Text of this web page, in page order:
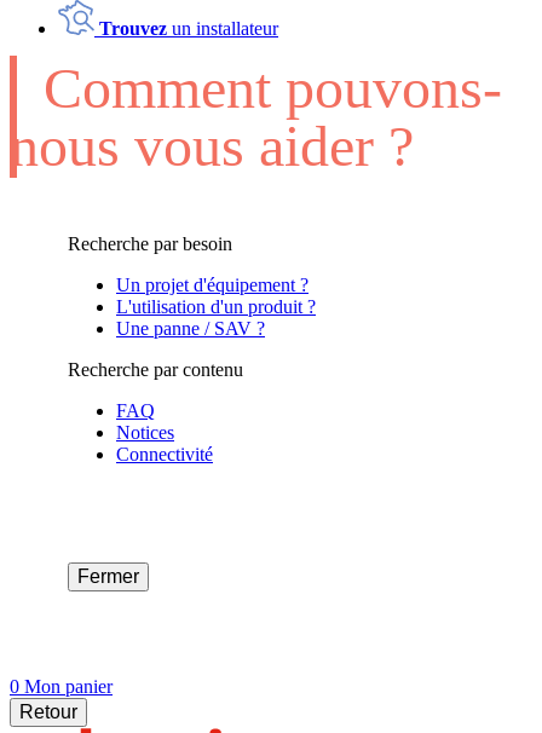
Trouvez un installateur
Comment pouvons-
nous vous aider ?
Recherche par besoin
Un projet d'équipement ?
L'utilisation d'un produit ?
Une panne / SAV ?
Recherche par contenu
FAQ
Notices
Connectivité
Fermer
0 Mon panier
Retour